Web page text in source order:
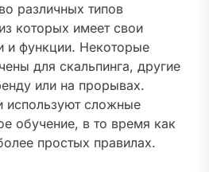
различных типов
которых имеет свои
и функции. Некоторые
для скальпинга, другие
или на прорывах.
используют сложные
обучение, в то время как
простых правилах.